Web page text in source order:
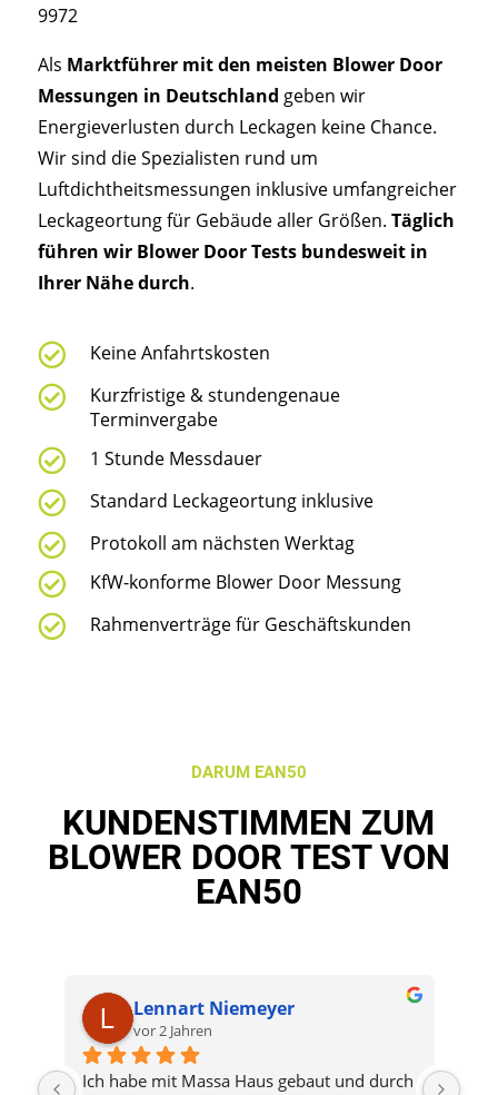
9972
Als Marktführer mit den meisten Blower Door
Messungen in Deutschland geben wir
Energieverlusten durch Leckagen keine Chance.
Wir sind die Spezialisten rund um
Luftdichtheitsmessungen inklusive umfangreicher
Leckageortung für Gebäude aller Größen. Täglich
führen wir Blower Door Tests bundesweit in
Ihrer Nähe durch.
 Keine Anfahrtskosten

Kurzfristige & stundengenaue
Terminvergabe
 1 Stunde Messdauer
 Standard Leckageortung inklusive
 Protokoll am nächsten Werktag
 KfW-konforme Blower Door Messung
 Rahmenverträge für Geschäftskunden
DARUM EAN50
KUNDENSTIMMEN ZUM
BLOWER DOOR TEST VON
EAN50
Lennart Niemeyer
vor 2 Jahren
Ich habe mit Massa Haus gebaut und durch